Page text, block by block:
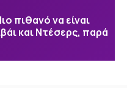
πιθανό να είναι
και Ντέσερς, παρά